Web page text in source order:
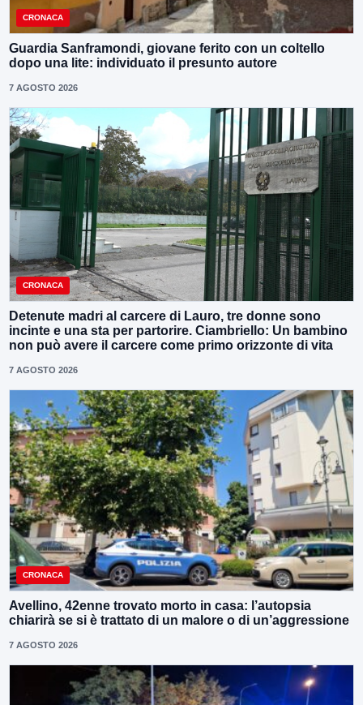
CRONACA
Guardia Sanframondi, giovane ferito con un coltello
dopo una lite: individuato il presunto autore
7 AGOSTO 2026
CRONACA
Detenute madri al carcere di Lauro, tre donne sono
incinte e una sta per partorire. Ciambriello: Un bambino
non può avere il carcere come primo orizzonte di vita
7 AGOSTO 2026
CRONACA
Avellino, 42enne trovato morto in casa: l’autopsia
chiarirà se si è trattato di un malore o di un’aggressione
7 AGOSTO 2026